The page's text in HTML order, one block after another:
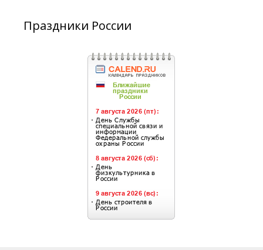
Праздники России